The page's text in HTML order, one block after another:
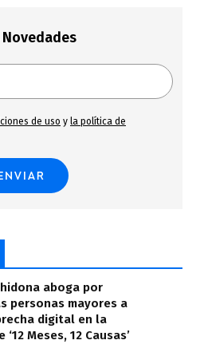
de uso y la política de
aboga por
personas mayores a
digital en la
‘12 Meses, 12 Causas’